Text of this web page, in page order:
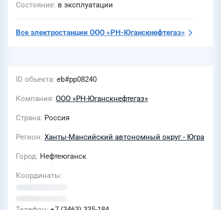
Состояние в эксплуатации
Все электростанции ООО «РН-Юганскнефтегаз»
ID объекта eb#pp08240
Компания ООО «РН-Юганскнефтегаз»
Страна Россия
Регион Ханты-Мансийский автономный округ - Югра
Город Нефтеюганск
Координаты